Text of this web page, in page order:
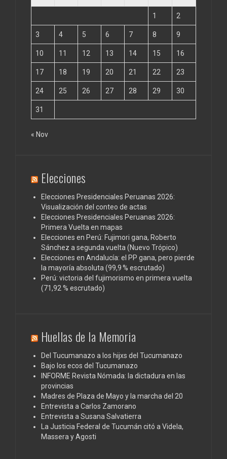
1 2
3 4 5 6 7 8 9
10 11 12 13 14 15 16
17 18 19 20 21 22 23
24 25 26 27 28 29 30
31
« Nov
Elecciones
Elecciones Presidenciales Peruanas 2026:
Visualización del conteo de actas
Elecciones Presidenciales Peruanas 2026:
Primera Vuelta en mapas
Elecciones en Perú: Fujimori gana, Roberto
Sánchez a segunda vuelta (Nuevo Trópico)
Elecciones en Andalucía: el PP gana, pero pierde
la mayoría absoluta (99,9 % escrutado)
Perú: victoria del fujimorismo en primera vuelta
(71,92 % escrutado)
Huellas de la Memoria
Del Tucumanazo a los hijxs del Tucumanazo
Bajo los ecos del Tucumanazo
INFORME Revista Nómada: la dictadura en las
provincias
Madres de Plaza de Mayo y la marcha del 20
Entrevista a Carlos Zamorano
Entrevista a Susana Salvatierra
La Justicia Federal de Tucumán citó a Videla,
Massera y Agosti